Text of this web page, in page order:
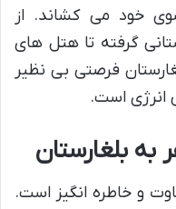
خود می کشاند. از
گرفته تا هتل های
فرصتی بی نظیر
انرژی است.
به بلغارستان
و خاطره انگیز است.